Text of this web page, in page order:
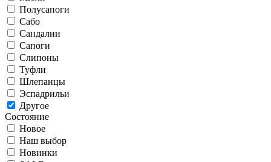
Полусапоги
Сабо
Сандалии
Сапоги
Слипоны
Туфли
Шлепанцы
Эспадрильи
Другое
Состояние
Новое
Наш выбор
Новинки